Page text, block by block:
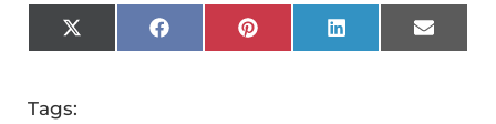
X
(Twitter)
FacebookPinterestLinkedInEmail
Tags: